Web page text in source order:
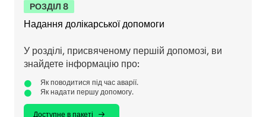
РОЗДІЛ 8
Надання долікарської допомоги
У розділі, присвяченому першій допомозі, ви
знайдете інформацію про:
Як поводитися під час аварії.
Як надати першу допомогу.
Доступне в пакеті